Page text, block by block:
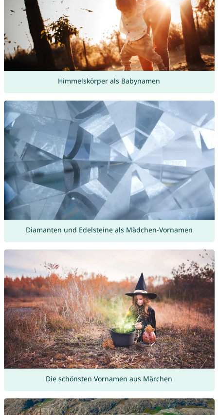
Himmelskörper als Babynamen
Diamanten und Edelsteine als Mädchen-Vornamen
Die schönsten Vornamen aus Märchen